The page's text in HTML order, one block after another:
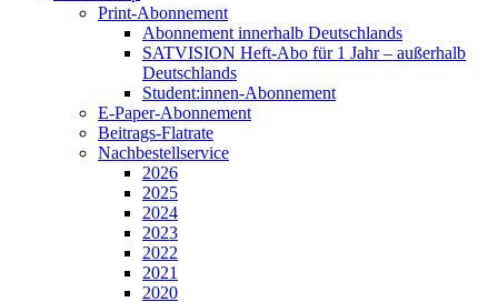
Print-Abonnement
Abonnement innerhalb Deutschlands
SATVISION Heft-Abo für 1 Jahr – außerhalb
Deutschlands
Student:innen-Abonnement
E-Paper-Abonnement
Beitrags-Flatrate
Nachbestellservice
2026
2025
2024
2023
2022
2021
2020